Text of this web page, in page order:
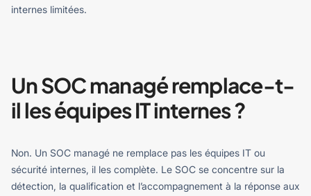
internes limitées.
Un SOC managé remplace-t-
il les équipes IT internes ?
Non. Un SOC managé ne remplace pas les équipes IT ou
sécurité internes, il les complète. Le SOC se concentre sur la
détection, la qualification et l’accompagnement à la réponse aux